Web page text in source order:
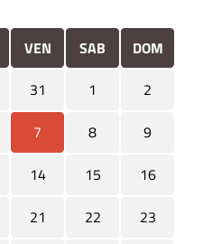
VEN SAB
DOM
31 1
2
7 8
9
14 15
16
21 22
23